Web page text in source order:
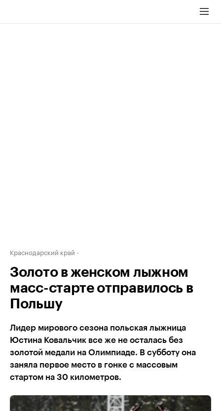
Краснодарский край
Золото в женском лыжном
масс-старте отправилось в
Польшу
Лидер мирового сезона польская лыжница
Юстина Ковальчик все же не осталась без
золотой медали на Олимпиаде. В субботу она
заняла первое место в гонке с массовым
стартом на 30 километров.